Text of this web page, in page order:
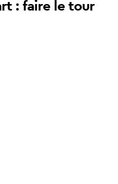
: faire le tour